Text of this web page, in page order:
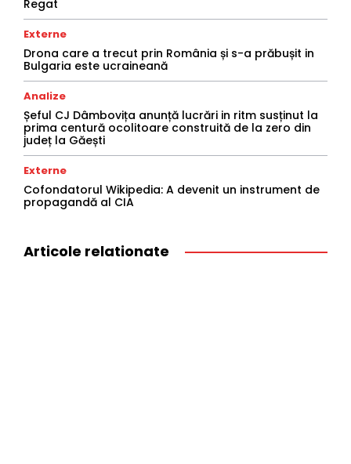
Regat
Externe
Drona care a trecut prin România și s-a prăbușit in
Bulgaria este ucraineană
Analize
Șeful CJ Dâmbovița anunță lucrări in ritm susținut la
prima centură ocolitoare construită de la zero din
județ la Găești
Externe
Cofondatorul Wikipedia: A devenit un instrument de
propagandă al CIA
Articole relationate